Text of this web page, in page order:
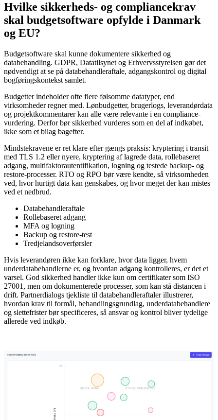
Hvilke sikkerheds- og compliancekrav
skal budgetsoftware opfylde i Danmark
og EU?
Budgetsoftware skal kunne dokumentere sikkerhed og
databehandling. GDPR, Datatilsynet og Erhvervsstyrelsen gør det
nødvendigt at se på databehandleraftale, adgangskontrol og digital
bogføringskontekst samlet.
Budgetter indeholder ofte flere følsomme datatyper, end
virksomheder regner med. Lønbudgetter, brugerlogs, leverandørdata
og projektkommentarer kan alle være relevante i en compliance-
vurdering. Derfor bør sikkerhed vurderes som en del af indkøbet,
ikke som et bilag bagefter.
Mindstekravene er ret klare efter gængs praksis: kryptering i transit
med TLS 1.2 eller nyere, kryptering af lagrede data, rollebaseret
adgang, multifaktorautentifikation, logning og testede backup- og
restore-processer. RTO og RPO bør være kendte, så virksomheden
ved, hvor hurtigt data kan genskabes, og hvor meget der kan mistes
ved et nedbrud.
Databehandleraftale
Rollebaseret adgang
MFA og logning
Backup og restore-test
Tredjelandsoverførsler
Hvis leverandøren ikke kan forklare, hvor data ligger, hvem
underdatabehandlerne er, og hvordan adgang kontrolleres, er det et
varsel. God sikkerhed handler ikke kun om certifikater som ISO
27001, men om dokumenterede processer, som kan stå distancen i
drift. Partnerdialogs tjekliste til databehandleraftaler illustrerer,
hvordan krav til formål, behandlingsgrundlag, underdatabehandlere
og slettefrister bør specificeres, så ansvar og kontrol bliver tydelige
allerede ved indkøb.